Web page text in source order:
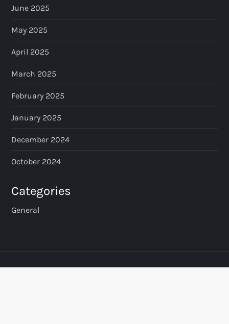
June 2025
May 2025
April 2025
March 2025
February 2025
January 2025
December 2024
October 2024
Categories
General